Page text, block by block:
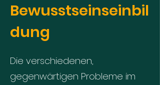
Bewusstseinseinbil
dung
Die verschiedenen,
gegenwärtigen Probleme im